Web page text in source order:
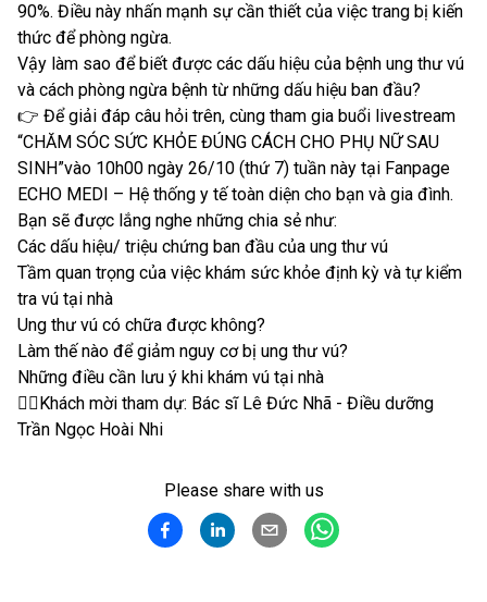
90%. Điều này nhấn mạnh sự cần thiết của việc trang bị kiến
thức để phòng ngừa.
Vậy làm sao để biết được các dấu hiệu của bệnh ung thư vú
và cách phòng ngừa bệnh từ những dấu hiệu ban đầu?
👉 Để giải đáp câu hỏi trên, cùng tham gia buổi livestream
“CHĂM SÓC SỨC KHỎE ĐÚNG CÁCH CHO PHỤ NỮ SAU
SINH”vào 10h00 ngày 26/10 (thứ 7) tuần này tại Fanpage
ECHO MEDI – Hệ thống y tế toàn diện cho bạn và gia đình.
Bạn sẽ được lắng nghe những chia sẻ như:
Các dấu hiệu/ triệu chứng ban đầu của ung thư vú
Tầm quan trọng của việc khám sức khỏe định kỳ và tự kiểm
tra vú tại nhà
Ung thư vú có chữa được không?
Làm thế nào để giảm nguy cơ bị ung thư vú?
Những điều cần lưu ý khi khám vú tại nhà
👨‍⚕️Khách mời tham dự: Bác sĩ Lê Đức Nhã - Điều dưỡng
Trần Ngọc Hoài Nhi
Please share with us